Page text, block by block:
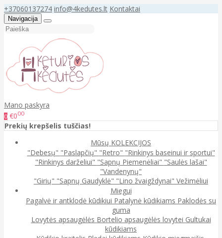
+37060137274 info@4kedutes.lt Kontaktai
Navigacija
Mano paskyra
0 €000
Prekių krepšelis tuščias!
Mūsų KOLEKCIJOS
"Debesų" "Paslapčių" "Retro" "Rinkinys baseinui ir sportui"
"Rinkinys darželiui" "Sapnų Piemenėliai" "Saulės lašai"
"Vandenynų"
"Girių" "Sapnų Gaudyklė" "Lino žvaigždynai" Vežimėliui
Miegui
Pagalvė ir antklodė kūdikiui Patalynė kūdikiams Paklodės su
guma
Lovytės apsaugėlės Bortelio apsaugėlės lovytei Gultukai
kūdikiams